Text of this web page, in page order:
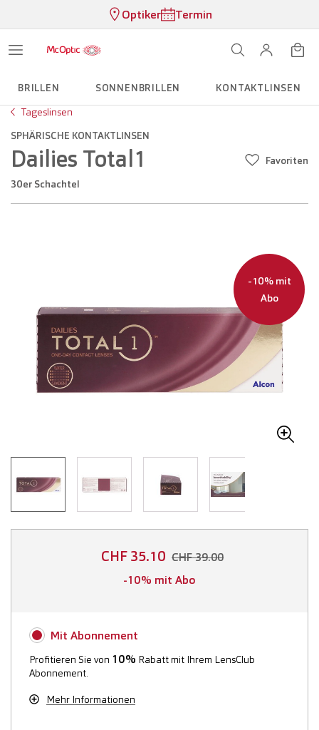
Optiker Termin
BRILLEN SONNENBRILLEN
KONTAKTLINSEN
Tageslinsen
SPHÄRISCHE KONTAKTLINSEN
Dailies Total1
30er Schachtel
Favoriten
-10% mit
Abo
CHF 35.10 CHF 39.00
-10% mit Abo
Mit Abonnement
Profitieren Sie von 10% Rabatt mit Ihrem LensClub
Abonnement.
Mehr Informationen